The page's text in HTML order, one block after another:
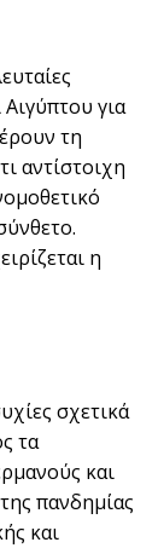
για
τη
αντίστοιχη
η
σχετικά
τα
και
πανδηµίας
και